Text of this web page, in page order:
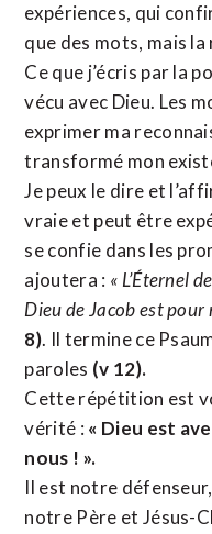
expériences, qui
que des mots, mais
Ce que j’écris par la
vécu avec Dieu. Les
exprimer ma
transformé mon
Je peux le dire et
vraie et peut être
se confie dans les
ajoutera : « L’Éternel
Dieu de Jacob est
8). Il termine ce
paroles (v 12).
Cette répétition est
vérité : « Dieu est
nous ! ».
Il est notre
notre Père et Jésus-